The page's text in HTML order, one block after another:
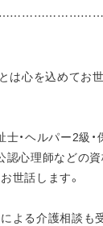
は心を込めてお
・ヘルパー2級・
認心理師などの
世話します。
よる介護相談も